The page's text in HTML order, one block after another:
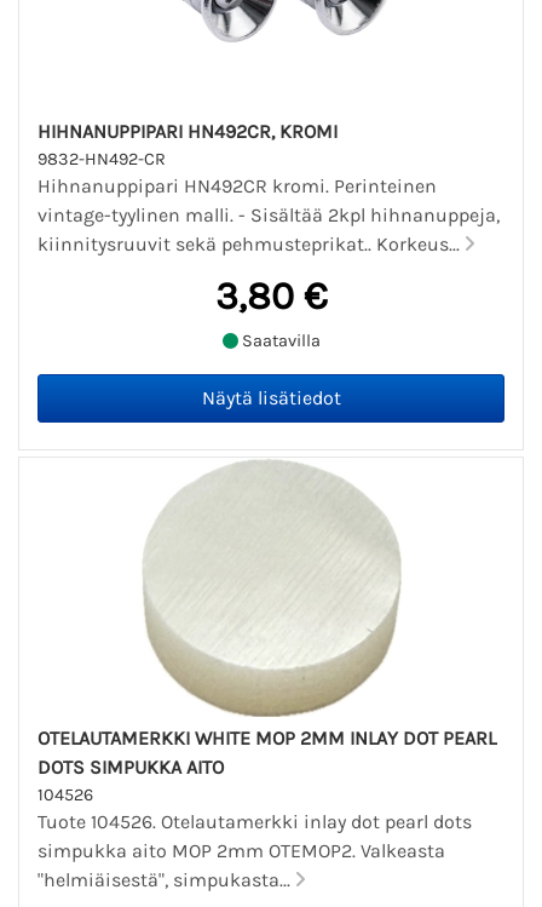
HIHNANUPPIPARI HN492CR, KROMI
9832-HN492-CR
Hihnanuppipari HN492CR kromi. Perinteinen
vintage-tyylinen malli. - Sisältää 2kpl hihnanuppeja,
kiinnitysruuvit sekä pehmusteprikat.. Korkeus...
3,80 €
Saatavilla
OTELAUTAMERKKI WHITE MOP 2MM INLAY DOT PEARL
DOTS SIMPUKKA AITO
104526
Tuote 104526. Otelautamerkki inlay dot pearl dots
simpukka aito MOP 2mm OTEMOP2. Valkeasta
"helmiäisestä", simpukasta...